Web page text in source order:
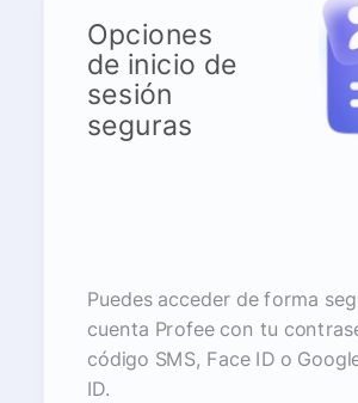
Opciones
de inicio de
sesión
seguras
Puedes acceder de forma
cuenta Profee con tu
código SMS, Face ID o
ID.